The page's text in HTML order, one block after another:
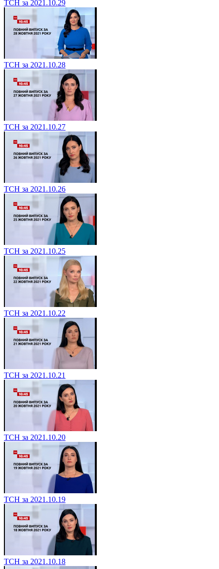
ТСН за 2021.10.29
ТСН за 2021.10.28
ТСН за 2021.10.27
ТСН за 2021.10.26
ТСН за 2021.10.25
ТСН за 2021.10.22
ТСН за 2021.10.21
ТСН за 2021.10.20
ТСН за 2021.10.19
ТСН за 2021.10.18